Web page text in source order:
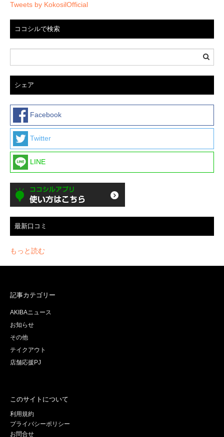
Tweets by KokosilOfficial
ココシルで検索
シェア
Facebook
Twitter
LINE
最新口コミ
もっと読む
記事カテゴリー
AKIBAニュース
お知らせ
その他
テイクアウト
店舗応援PJ
このサイトについて
利用規約
プライバシーポリシー
お問合せ